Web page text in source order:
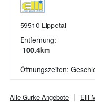
59510 Lippetal
Entfernung:
100.4km
Öffnungszeiten:
Alle Gurke Angebote Elli